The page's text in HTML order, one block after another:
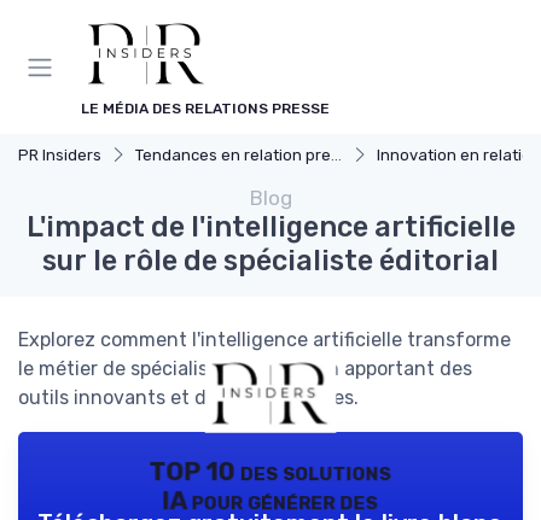
LE MÉDIA DES RELATIONS PRESSE
PR Insiders Tendances en relation presse Innovation en relation
Blog
L'impact de l'intelligence artificielle
sur le rôle de spécialiste éditorial
Explorez comment l'intelligence artificielle transforme
le métier de spécialiste éditorial, en apportant des
outils innovants et des défis uniques.
TOP 10 des solutions
IA pour générer des